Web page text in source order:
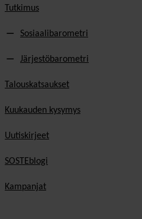
Tutkimus
Sosiaalibarometri
Järjestöbarometri
Talouskatsaukset
Kuukauden kysymys
Uutiskirjeet
SOSTEblogi
Kampanjat